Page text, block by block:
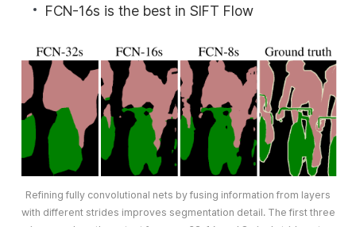
FCN-16s is the best in SIFT Flow
Refining fully convolutional nets by fusing information from layers
with different strides improves segmentation detail. The first three